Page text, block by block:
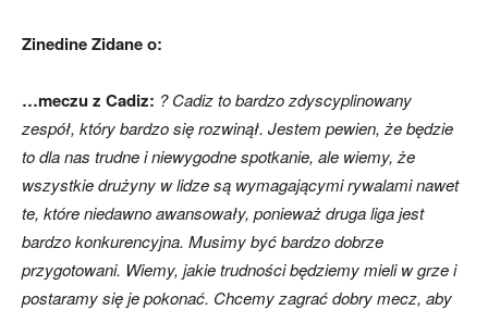
Zinedine Zidane o:
…meczu z Cadiz: ? Cadizto bardzo zdyscyplinowany
zespół, który bardzo się rozwinął. Jestem pewien, że będzie
to dla nas trudne i niewygodne spotkanie, ale wiemy, że
wszystkie drużyny w lidze są wymagającymi rywalami nawet
te, które niedawno awansowały, ponieważ druga liga jest
bardzo konkurencyjna. Musimy być bardzo dobrze
przygotowani. Wiemy, jakie trudności będziemy mieli w grze i
postaramy się je pokonać. Chcemy zagrać dobry mecz, aby